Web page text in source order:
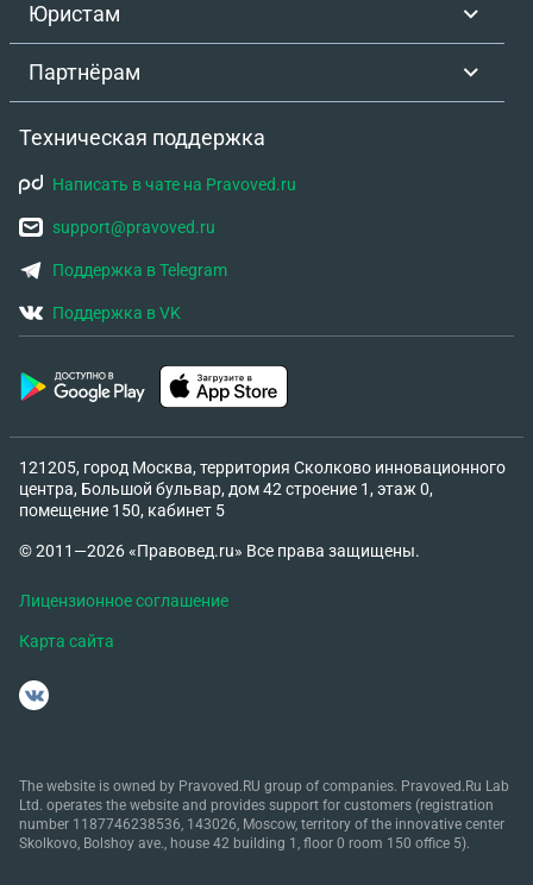
Юристам
Партнёрам
Техническая поддержка
Написать в чате на Pravoved.ru
support@pravoved.ru
Поддержка в Telegram
Поддержка в VK
121205, город Москва, территория Сколково инновационного
центра, Большой бульвар, дом 42 строение 1, этаж 0,
помещение 150, кабинет 5
© 2011—2026 «Правовед.ru» Все права защищены.
Лицензионное соглашение
Карта сайта
The website is owned by Pravoved.RU group of companies. Pravoved.Ru Lab
Ltd. operates the website and provides support for customers (registration
number 1187746238536, 143026, Moscow, territory of the innovative center
Skolkovo, Bolshoy ave., house 42 building 1, floor 0 room 150 office 5).